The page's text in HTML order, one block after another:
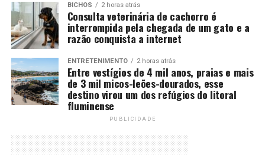
BICHOS 2 horas atrás
Consulta veterinária de cachorro é
interrompida pela chegada de um gato e a
razão conquista a internet
ENTRETENIMENTO 2 horas atrás
Entre vestígios de 4 mil anos, praias e mais
de 3 mil micos-leões-dourados, esse
destino virou um dos refúgios do litoral
fluminense
PUBLICIDADE